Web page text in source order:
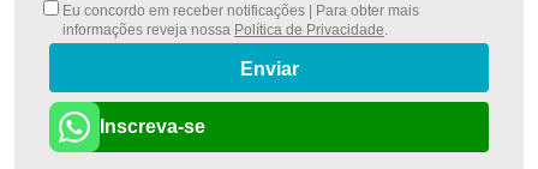
Eu concordo em receber notificações | Para obter mais
informações reveja nossa Política de Privacidade
Enviar
Inscreva-se